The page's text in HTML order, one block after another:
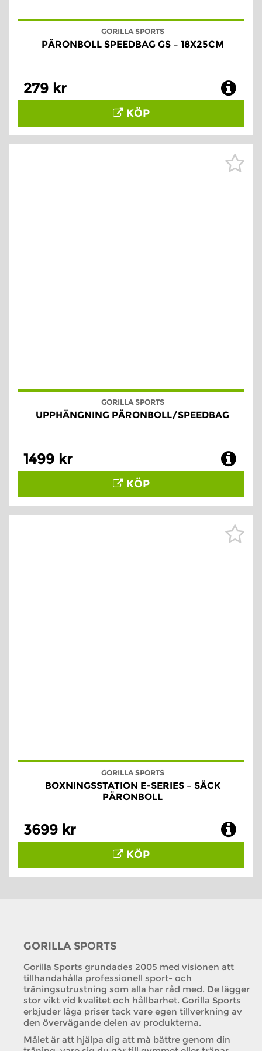
GORILLA SPORTS
PÄRONBOLL SPEEDBAG GS – 18X25CM
279 kr
KÖP
GORILLA SPORTS
UPPHÄNGNING PÄRONBOLL/SPEEDBAG
1499 kr
KÖP
GORILLA SPORTS
BOXNINGSSTATION E-SERIES – SÄCK
PÄRONBOLL
3699 kr
KÖP
GORILLA SPORTS
Gorilla Sports grundades 2005 med visionen att
tillhandahålla professionell sport- och
träningsutrustning som alla har råd med. De lägger
stor vikt vid kvalitet och hållbarhet. Gorilla Sports
erbjuder låga priser tack vare egen tillverkning av
den övervägande delen av produkterna.
Målet är att hjälpa dig att må bättre genom din